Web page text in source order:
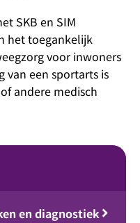
SKB en SIM
het toegankelijk
voor inwoners
van een sportarts is
andere medisch
en diagnostiek